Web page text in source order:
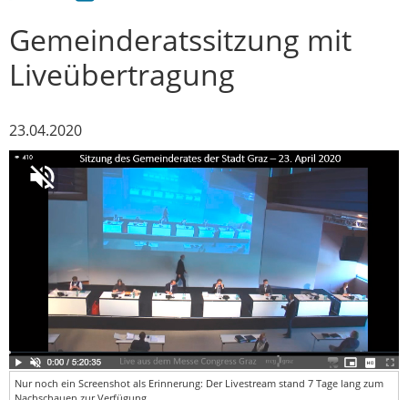
Gemeinderatssitzung mit
Liveübertragung
23.04.2020
Nur noch ein Screenshot als Erinnerung: Der Livestream stand 7 Tage lang zum